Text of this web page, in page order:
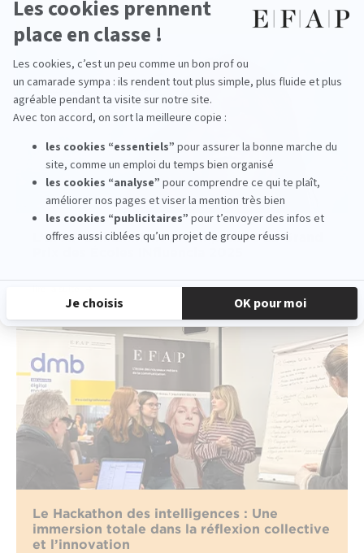
lire la suite
L’EFAP brillamment récompensée au Grand
Le Hackathon des intelligences : Une
immersion totale dans la réflexion collective
et l’innovation